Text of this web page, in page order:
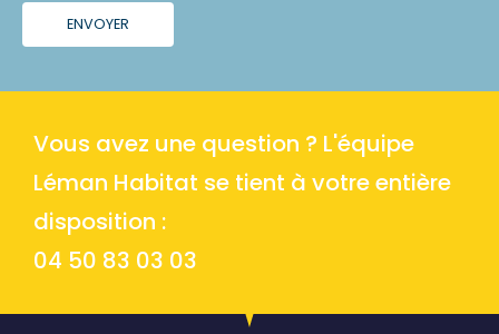
ENVOYER
Vous avez une question ? L'équipe
Léman Habitat se tient à votre entière
disposition :
04 50 83 03 03